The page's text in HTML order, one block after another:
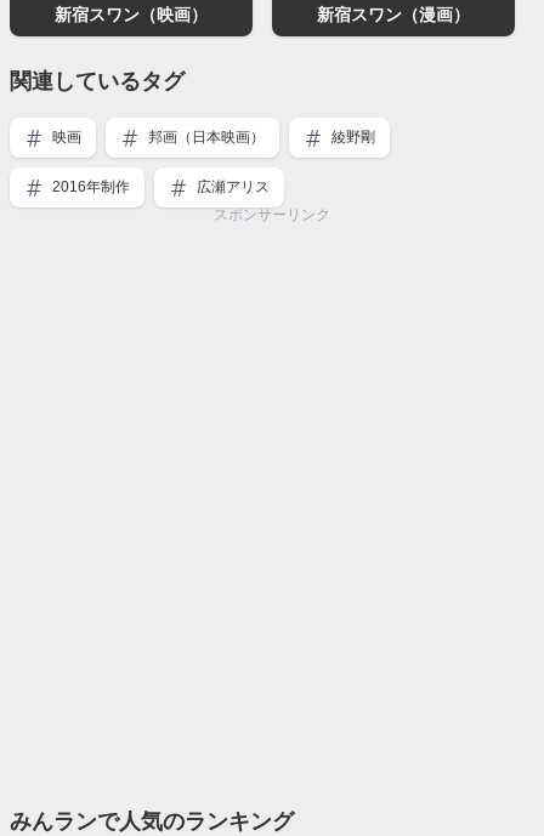
新宿スワン（映画） 新宿スワン（漫画）
関連しているタグ
映画 邦画（日本映画） 綾野剛
2016年制作
広瀬アリス
スポンサーリンク
みんランで人気のランキング